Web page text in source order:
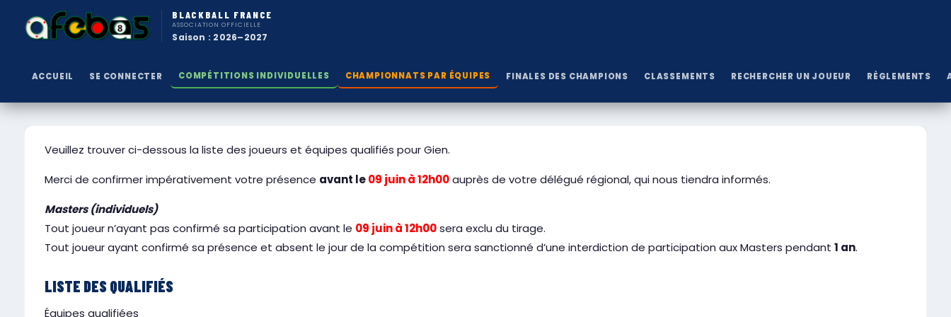
BLACKBALL FRANCE
ASSOCIATION OFFICIELLE
Saison : 2026–2027
ACCUEIL SE CONNECTER COMPÉTITIONS INDIVIDUELLES CHAMPIONNATS PAR ÉQUIPES FINALES DES CHAMPIONS CLASSEMENTS RECHERCHER UN JOUEUR RÈGLEMENTS
Veuillez trouver ci-dessous la liste des joueurs et équipes qualifiés pour Gien.
Merci de confirmer impérativement votre présence avant le09 juin à 12h00auprès de votre délégué régional, qui nous tiendra informés.
Masters (individuels)
Tout joueur n’ayant pas confirmé sa participation avant le 09 juin à 12h00sera exclu du tirage.
Tout joueur ayant confirmé sa présence et absent le jour de la compétition sera sanctionné d’une interdiction de participation aux Masters pendant 1 an.
LISTE DES QUALIFIÉS
Équipes qualifiées